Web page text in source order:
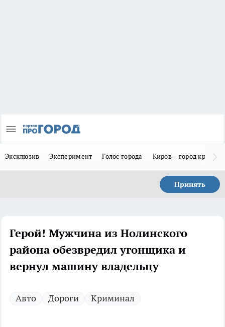
Эксклюзив Эксперимент Голос города Киров – город
Принять
Герой! Мужчина из Нолинского
района обезвредил угонщика и
вернул машину владельцу
Авто Дороги Криминал